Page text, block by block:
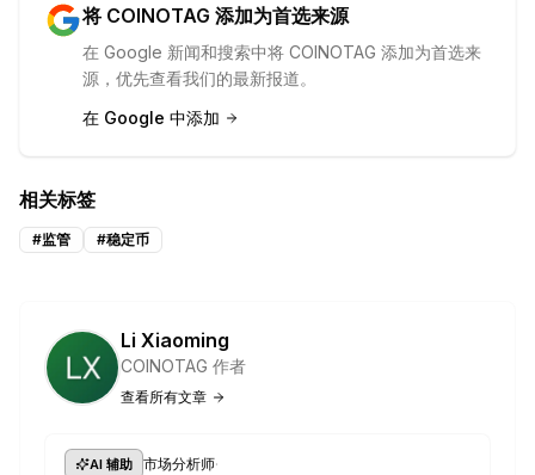
将 COINOTAG 添加为首选来源
在 Google 新闻和搜索中将 COINOTAG 添加为首选来
源，优先查看我们的最新报道。
在 Google 中添加
相关标签
#监管 #稳定币
Li Xiaoming
COINOTAG 作者
查看所有文章
AI 辅助 市场分析师·